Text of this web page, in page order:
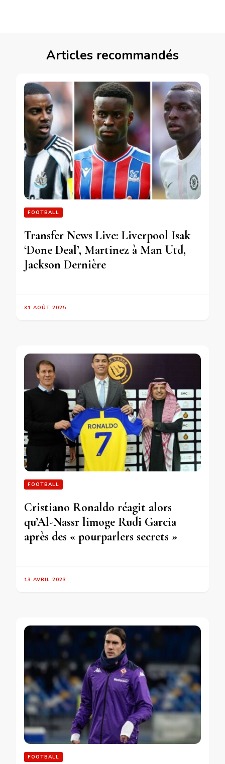
Articles recommandés
FOOTBALL
Transfer News Live: Liverpool Isak
‘Done Deal’, Martinez à Man Utd,
Jackson Dernière
31 AOÛT 2025
FOOTBALL
Cristiano Ronaldo réagit alors
qu’Al-Nassr limoge Rudi Garcia
après des « pourparlers secrets »
13 AVRIL 2023
FOOTBALL